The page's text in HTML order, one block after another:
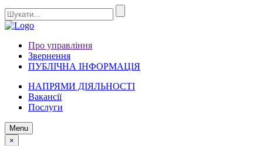
Про управління
Звернення
ПУБЛІЧНА ІНФОРМАЦІЯ
НАПРЯМИ ДІЯЛЬНОСТІ
Вакансії
Послуги
Menu
×